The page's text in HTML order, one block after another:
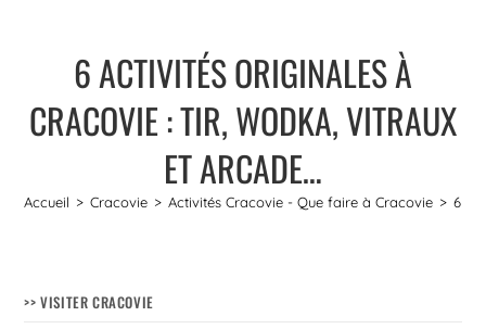
6 ACTIVITÉS ORIGINALES À
CRACOVIE : TIR, WODKA, VITRAUX
ET ARCADE…
Accueil > Cracovie > Activités Cracovie - Que faire à Cracovie > 6
>> VISITER CRACOVIE